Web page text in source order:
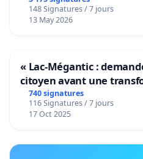
148 Signatures / 7 jours
13 May 2026
« Lac-Mégantic :
citoyen avant une
de notre territoire »
740 signatures
116 Signatures / 7 jours
17 Oct 2025